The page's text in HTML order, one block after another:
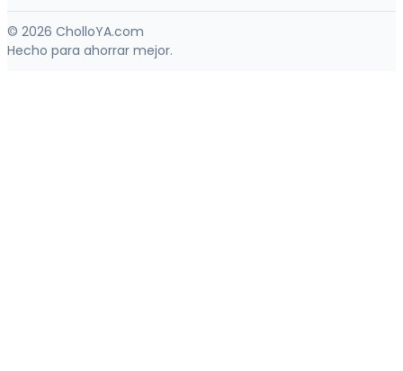
© 2026 CholloYA.com
Hecho para ahorrar mejor.